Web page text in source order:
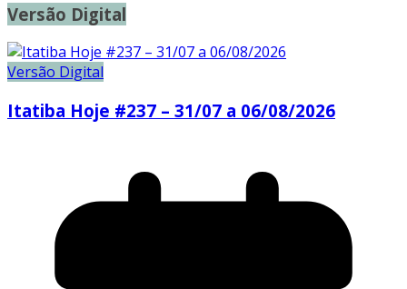
Versão Digital
Versão Digital
Itatiba Hoje #237 – 31/07 a 06/08/2026